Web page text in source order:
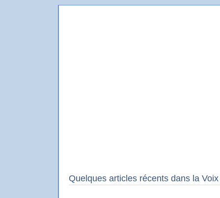
Quelques articles récents dans la